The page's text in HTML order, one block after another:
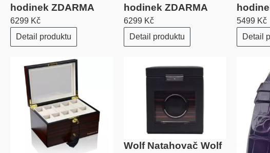
hodinek ZDARMA
6299 Kč
Detail produktu
hodinek ZDARMA
6299 Kč
Detail produktu
5499 Kč
Detail
Wolf Natahovač Wolf